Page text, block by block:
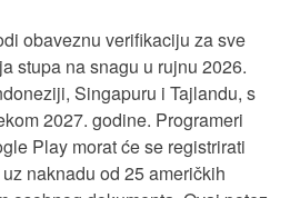
obaveznu verifikaciju za sve
stupa na snagu u rujnu 2026.
Singapuru i Tajlandu, s
2027. godine. Programeri
Play morat će se registrirati
naknadu od 25 američkih